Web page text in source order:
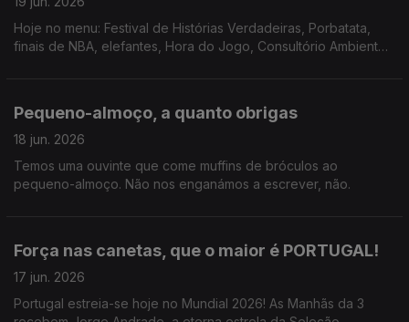
Hoje no menu: Festival de Histórias Verdadeiras, Porbatata,
finais de NBA, elefantes, Hora do Jogo, Consultório Ambientel,
Pequeno-almoço, a quanto obrigas
18 jun. 2026
Temos uma ouvinte que come muffins de bróculos ao
pequeno-almoço. Não nos enganámos a escrever, não.
Força nas canetas, que o maior é PORTUGAL!
17 jun. 2026
Portugal estreia-se hoje no Mundial 2026! As Manhãs da 3